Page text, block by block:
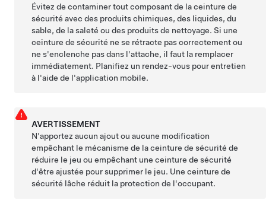
Évitez de contaminer tout composant de la ceinture de
sécurité avec des produits chimiques, des liquides, du
sable, de la saleté ou des produits de nettoyage. Si une
ceinture de sécurité ne se rétracte pas correctement ou
ne s'enclenche pas dans l'attache, il faut la remplacer
immédiatement. Planifiez un rendez-vous pour entretien
à l'aide de l'application mobile.
AVERTISSEMENT
N'apportez aucun ajout ou aucune modification
empêchant le mécanisme de la ceinture de sécurité de
réduire le jeu ou empêchant une ceinture de sécurité
d'être ajustée pour supprimer le jeu. Une ceinture de
sécurité lâche réduit la protection de l'occupant.